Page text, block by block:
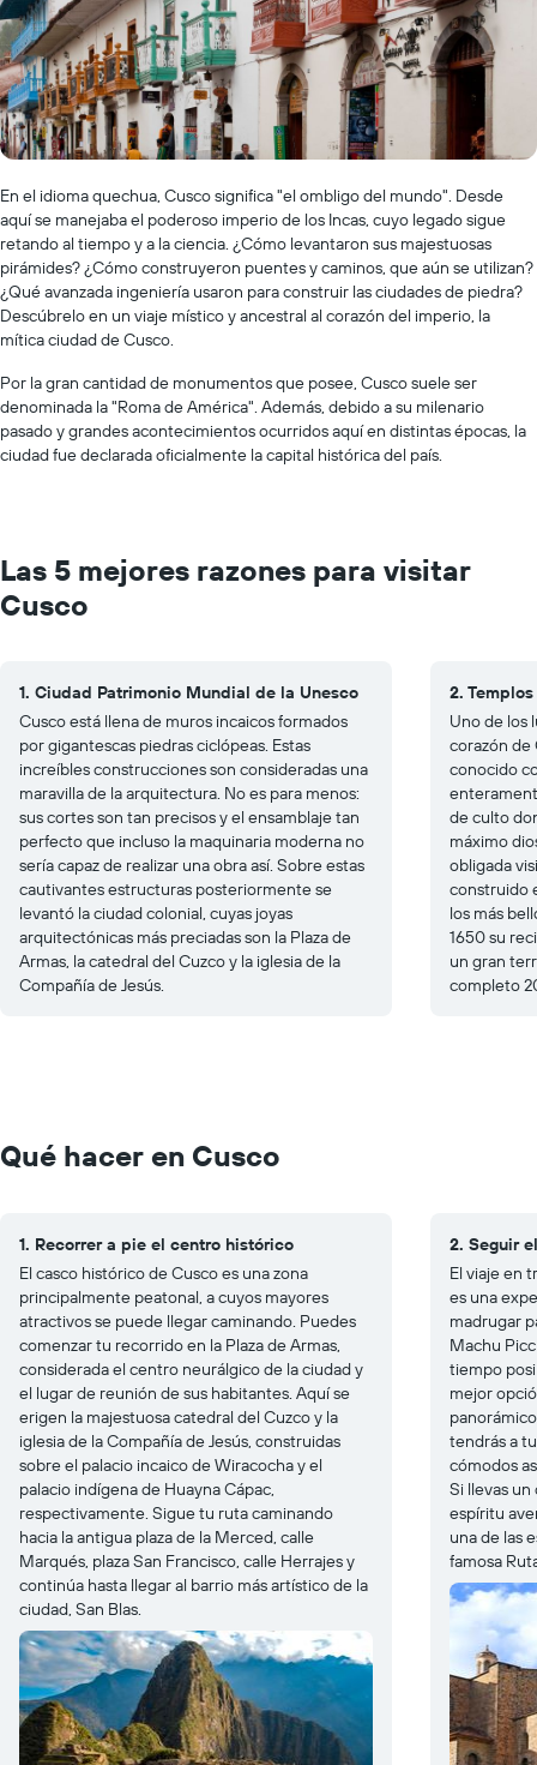
En el idioma quechua, Cusco significa "el ombligo del mundo". Desde
aquí se manejaba el poderoso imperio de los Incas, cuyo legado sigue
retando al tiempo y a la ciencia. ¿Cómo levantaron sus majestuosas
pirámides? ¿Cómo construyeron puentes y caminos, que aún se utilizan?
¿Qué avanzada ingeniería usaron para construir las ciudades de piedra?
Descúbrelo en un viaje místico y ancestral al corazón del imperio, la
mítica ciudad de Cusco.
Por la gran cantidad de monumentos que posee, Cusco suele ser
denominada la "Roma de América". Además, debido a su milenario
pasado y grandes acontecimientos ocurridos aquí en distintas épocas, la
ciudad fue declarada oficialmente la capital histórica del país.
Las 5 mejores razones para visitar
Cusco
1. Ciudad Patrimonio Mundial de la Unesco
Cusco está llena de muros incaicos formados
por gigantescas piedras ciclópeas. Estas
increíbles construcciones son consideradas una
maravilla de la arquitectura. No es para menos:
sus cortes son tan precisos y el ensamblaje tan
perfecto que incluso la maquinaria moderna no
sería capaz de realizar una obra así. Sobre estas
cautivantes estructuras posteriormente se
levantó la ciudad colonial, cuyas joyas
arquitectónicas más preciadas son la Plaza de
Armas, la catedral del Cuzco y la iglesia de la
Compañía de Jesús.
2.
Uno de los
corazón de
conocido
de culto
máximo
obligada
construido
los más
1650 su
un gran
completo
Qué hacer en Cusco
1. Recorrer a pie el centro histórico
El casco histórico de Cusco es una zona
principalmente peatonal, a cuyos mayores
atractivos se puede llegar caminando. Puedes
comenzar tu recorrido en la Plaza de Armas,
considerada el centro neurálgico de la ciudad y
el lugar de reunión de sus habitantes. Aquí se
erigen la majestuosa catedral del Cuzco y la
iglesia de la Compañía de Jesús, construidas
sobre el palacio incaico de Wiracocha y el
palacio indígena de Huayna Cápac,
respectivamente. Sigue tu ruta caminando
hacia la antigua plaza de la Merced, calle
Marqués, plaza San Francisco, calle Herrajes y
continúa hasta llegar al barrio más artístico de la
ciudad, San Blas.
2. Seguir
El viaje en
es una
madrugar
Machu
tiempo
mejor
tendrás a
cómodos
Si llevas
espíritu
una de las
famosa